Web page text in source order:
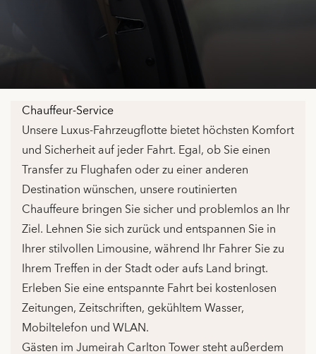
Chauffeur-Service
Unsere Luxus-Fahrzeugflotte bietet höchsten Komfort
und Sicherheit auf jeder Fahrt. Egal, ob Sie einen
Transfer zu Flughafen oder zu einer anderen
Destination wünschen, unsere routinierten
Chauffeure bringen Sie sicher und problemlos an Ihr
Ziel. Lehnen Sie sich zurück und entspannen Sie in
Ihrer stilvollen Limousine, während Ihr Fahrer Sie zu
Ihrem Treffen in der Stadt oder aufs Land bringt.
Erleben Sie eine entspannte Fahrt bei kostenlosen
Zeitungen, Zeitschriften, gekühltem Wasser,
Mobiltelefon und WLAN.
Gästen im Jumeirah Carlton Tower steht außerdem